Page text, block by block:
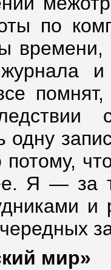
по
времени,
одну
потому,
Я — за
мир»